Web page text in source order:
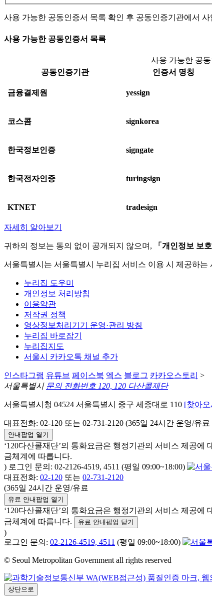
사용 가능한 공동인증서 목록 확인 후 공동인증기관에서
사용 가능한 공동인증서 목록
사용 가능한 공
공동인증기관
인증서 명칭
금융결제원 yessign
코스콤 signkorea
한국정보인증 signgate
한국전자인증 turingsign
KTNET tradesign
자세히 알아보기
귀하의 정보는 동의 없이 공개되지 않으며, 「개인정보 보호
서울특별시는 서울특별시 누리집 서비스 이용 시 제공하
누리집 도우미
개인정보 처리방침
이용약관
저작권 정책
영상정보처리기기 운영·관리 방침
누리집 바로잡기
누리집지도
서울시 카카오톡 채널 추가
인스타그램 유튜브 페이스북 엑스 블로그 카카오스토리 >
서울특별시 문의 전화번호 120, 120 다산콜재단
서울특별시청 04524 서울특별시 중구 세종대로 110 [찾아
대표전화: 02-120 또는 02-731-2120 (365일 24시간 운영/유료
안내팝업 열기
‘120다산콜재단’의 통화요금은 행정기관의 서비스 제공에
금체계에 따릅니다.
) 로그인 문의: 02-2126-4519, 4511 (평일 09:00~18:00)
대표전화: 02-120 또는 02-731-2120
(365일 24시간 운영/유료
유료 안내팝업 열기
‘120다산콜재단’의 통화요금은 행정기관의 서비스 제공에
금체계에 따릅니다.
유료 안내팝업 닫기
)
로그인 문의: 02-2126-4519, 4511 (평일 09:00~18:00)
© Seoul Metropolitan Government all rights reserved
상단으로